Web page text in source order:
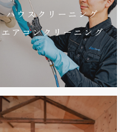
ハウスクリーニング
エアコンクリーニング